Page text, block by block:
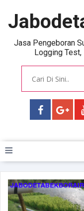
Jasa Pengeboran
Logging
≡